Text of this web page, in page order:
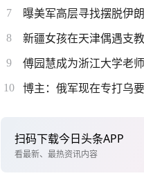
7 曝美军高层寻找摆脱伊
8 新疆女孩在天津偶遇支
9 傅园慧成为浙江大学老师
10 博主：俄军现在专打乌
扫码下载今日头条APP
看最新、最热资讯内容